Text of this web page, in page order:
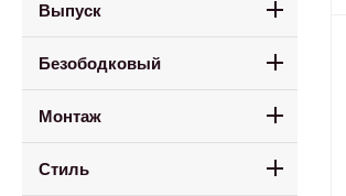
Выпуск
Безободковый
Монтаж
Стиль